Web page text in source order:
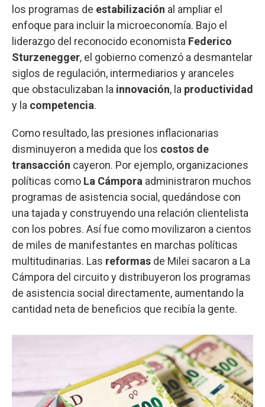
los programas de estabilización al ampliar el
enfoque para incluir la microeconomía. Bajo el
liderazgo del reconocido economista Federico
Sturzenegger, el gobierno comenzó a desmantelar
siglos de regulación, intermediarios y aranceles
que obstaculizaban la innovación, la productividad
y la competencia.
Como resultado, las presiones inflacionarias
disminuyeron a medida que los costos de
transacción cayeron. Por ejemplo, organizaciones
políticas como La Cámpora administraron muchos
programas de asistencia social, quedándose con
una tajada y construyendo una relación clientelista
con los pobres. Así fue como movilizaron a cientos
de miles de manifestantes en marchas políticas
multitudinarias. Las reformas de Milei sacaron a La
Cámpora del circuito y distribuyeron los programas
de asistencia social directamente, aumentando la
cantidad neta de beneficios que recibía la gente.